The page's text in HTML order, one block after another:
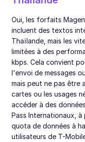
Oui, les forfaits
incluent des textos
Thaïlande, mais les
limitées à des
kbps. Cela convient
l'envoi de messages
mais peut ne pas être
cartes ou les usages
accéder à des
Pass Internationaux,
quota de données à
utilisateurs de T-